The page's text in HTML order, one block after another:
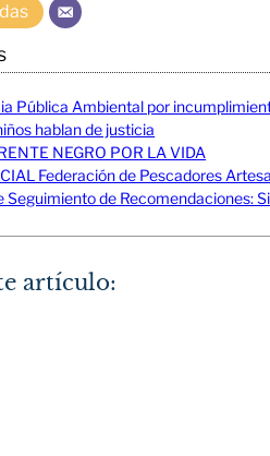
Pública Ambiental por
hablan de justicia
NEGRO POR LA VIDA
Federación de Pescadores
Seguimiento de Recomendaciones:
artículo: